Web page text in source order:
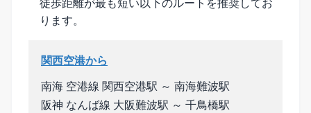
徒歩距離が最も短い以下のルートを推奨してお
ります。
関西空港から
南海 空港線 関西空港駅 ～ 南海難波駅
阪神 なんば線 大阪難波駅 ～ 千鳥橋駅